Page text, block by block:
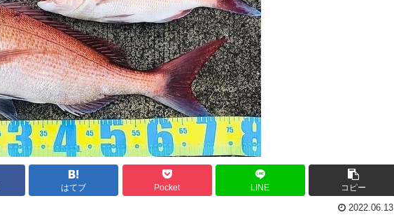
はてブ Pocket LINE コピー
2022.06.13